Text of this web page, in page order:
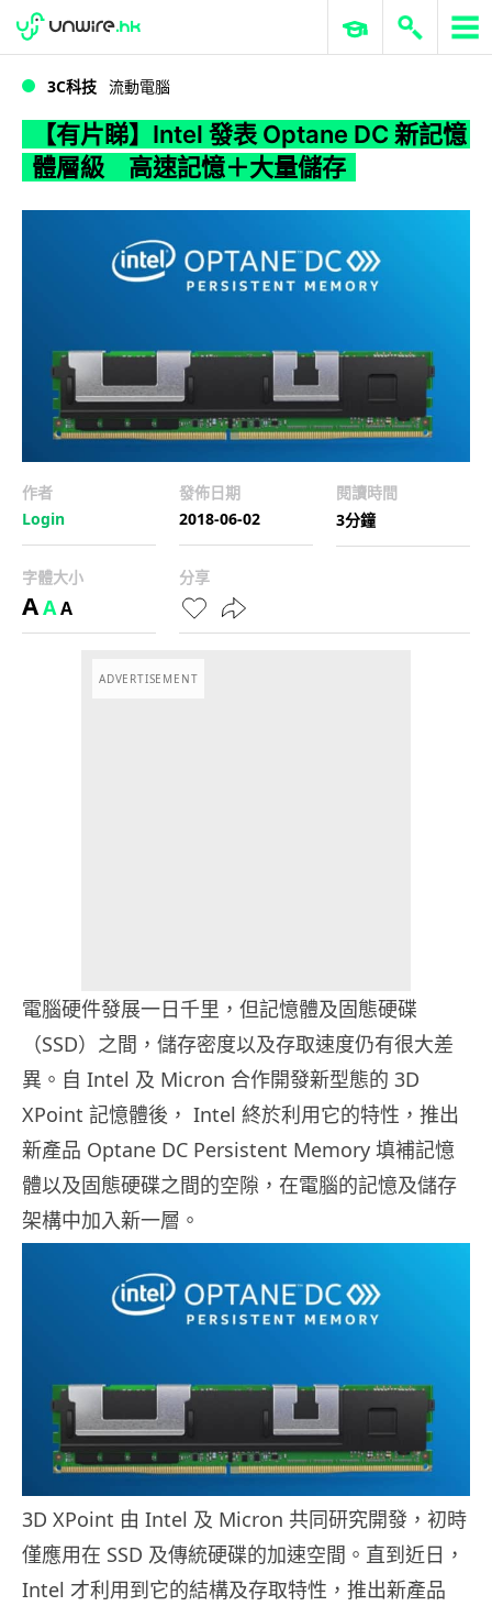
WWDC 2026 ERP 與商業 AI
3C科技 流動電腦
【有片睇】Intel 發表 Optane DC 新記憶
體層級 高速記憶＋大量儲存
作者
Login
發佈日期
2018-06-02
閱讀時間
3分鐘
字體大小
AAA
分享
ADVERTISEMENT
電腦硬件發展一日千里，但記憶體及固態硬碟
（SSD）之間，儲存密度以及存取速度仍有很大差
異。自 Intel 及 Micron 合作開發新型態的 3D
XPoint 記憶體後， Intel 終於利用它的特性，推出
新產品 Optane DC Persistent Memory 填補記憶
體以及固態硬碟之間的空隙，在電腦的記憶及儲存
架構中加入新一層。
3D XPoint 由 Intel 及 Micron 共同研究開發，初時
僅應用在 SSD 及傳統硬碟的加速空間。直到近日，
Intel 才利用到它的結構及存取特性，推出新產品